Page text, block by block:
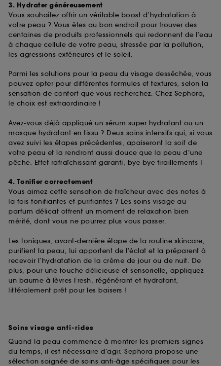
3. Hydrater généreusement
Vous souhaitez offrir un véritable boost d’hydratation à
votre peau ? Vous êtes au bon endroit pour trouver des
centaines de produits professionnels qui redonnent de l’eau
à chaque cellule de votre peau, stressée par la pollution,
les agressions extérieures et le soleil.
Parmi les solutions pour la peau du visage desséchée, vous
pouvez opter pour différentes formules et textures, selon la
sensation de confort que vous recherchez. Chez Sephora,
le choix est extraordinaire !
Avez-vous déjà appliqué un sérum super hydratant ou un
masque hydratant en tissu ? Deux soins intensifs qui, si vous
avez suivi les étapes précédentes, apaiseront la soif de
votre peau et la rendront aussi douce que la peau d’une
pêche. Effet rafraîchissant garanti, bye bye tiraillements !
4. Tonifier correctement
Vous aimez cette sensation de fraîcheur avec des notes à
la fois tonifiantes et purifiantes ? Les soins visage au
parfum délicat offrent un moment de relaxation bien
mérité, dont vous ne pourrez plus vous passer.
Les toniques, avant-dernière étape de la routine skincare,
purifient la peau, lui apportent de l’éclat et la préparent à
recevoir l’hydratation de la crème de jour ou de nuit. De
plus, pour une touche délicieuse et sensorielle, appliquez
un baume à lèvres Fresh, régénérant et hydratant,
littéralement prêt pour les baisers !
Soins visage anti-rides
Quand la peau commence à montrer les premiers signes
du temps, il est nécessaire d’agir. Sephora propose une
sélection soignée de soins anti-âge spécifiques pour les